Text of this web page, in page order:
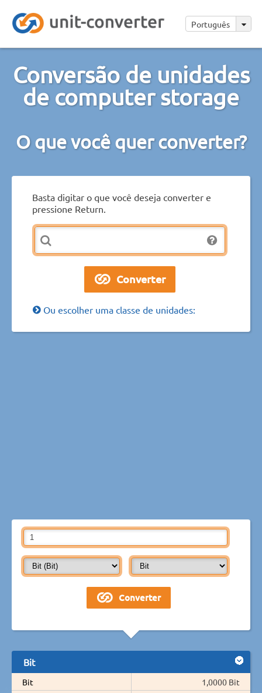
Português
Conversão de unidades
de computer storage
O que você quer converter?
Basta digitar o que você deseja converter e
pressione Return.
Ou escolher uma classe de unidades:
Bit
Bit
1,0000 Bit